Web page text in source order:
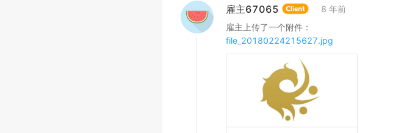
雇主67065
8 年前
雇主上传了一个附件：
file_20180224215627.jpg